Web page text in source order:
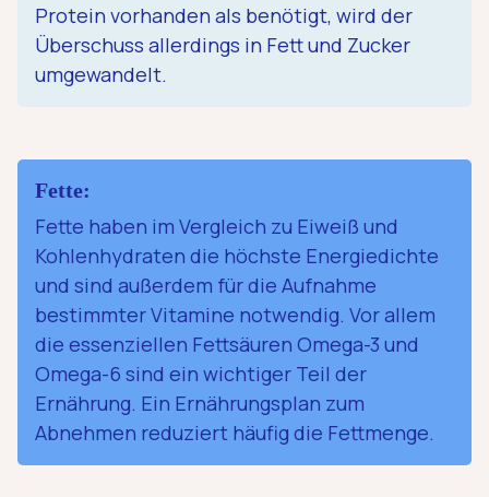
Protein vorhanden als benötigt, wird der
Überschuss allerdings in Fett und Zucker
umgewandelt.
Fette:
Fette haben im Vergleich zu Eiweiß und
Kohlenhydraten die höchste Energiedichte
und sind außerdem für die Aufnahme
bestimmter Vitamine notwendig. Vor allem
die essenziellen Fettsäuren Omega-3 und
Omega-6 sind ein wichtiger Teil der
Ernährung. Ein Ernährungsplan zum
Abnehmen reduziert häufig die Fettmenge.